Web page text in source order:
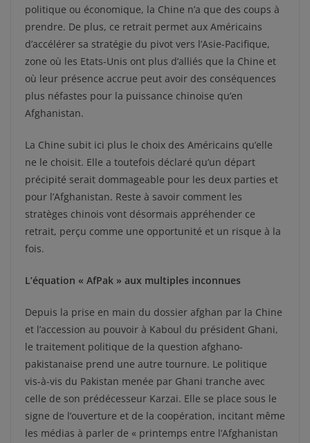
politique ou économique, la Chine n’a que des coups à
prendre. De plus, ce retrait permet aux Américains
d’accélérer sa stratégie du pivot vers l’Asie-Pacifique,
zone où les Etats-Unis ont plus d’alliés que la Chine et
où leur présence accrue peut avoir des conséquences
plus néfastes pour la puissance chinoise qu’en
Afghanistan.
La Chine subit ici plus le choix des Américains qu’elle
ne le choisit. Elle a toutefois déclaré qu’un départ
précipité serait dommageable pour les deux parties et
pour l’Afghanistan. Reste à savoir comment les
stratèges chinois vont désormais appréhender ce
retrait, perçu comme une opportunité et un risque à la
fois.
L’équation « AfPak » aux multiples inconnues
Depuis la prise en main du dossier afghan par la Chine
et l’accession au pouvoir à Kaboul du président Ghani,
le traitement politique de la question afghano-
pakistanaise prend une autre tournure. Le politique
vis-à-vis du Pakistan menée par Ghani tranche avec
celle de son prédécesseur Karzai. Elle se place sous le
signe de l’ouverture et de la coopération, incitant même
les médias à parler de « printemps entre l’Afghanistan